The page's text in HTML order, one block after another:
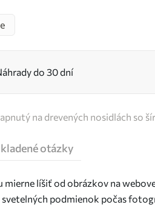
do 30 dní
na drevených nosidlách so
otázky
líšiť od obrázkov na
podmienok počas